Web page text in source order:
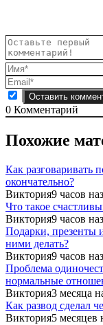
0 Комментарий
Похожие
Как разговаривать
окончательно?
Виктория9 часов
Что такое
Виктория9 часов
Подарки, презенты
ними делать?
Виктория9 часов
Проблема
нормальные
Виктория3 месяца
Как развод сделал
Виктория5 месяцев